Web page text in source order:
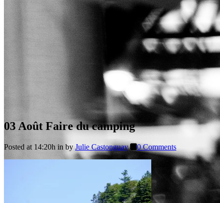
03 Août Faire du camping
Posted at 14:20h in by Julie Castonguay 0 Comments